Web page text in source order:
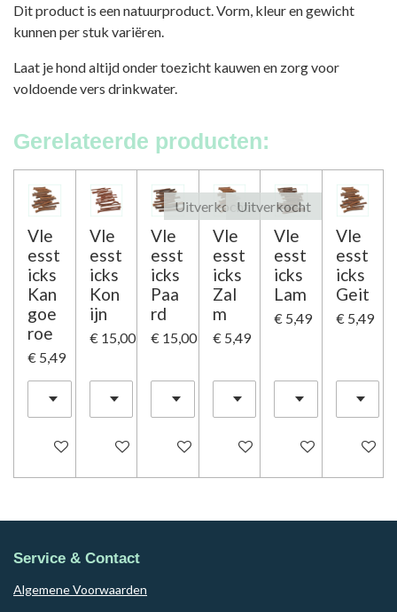
Dit product is een natuurproduct. Vorm, kleur en gewicht
kunnen per stuk variëren.
Laat je hond altijd onder toezicht kauwen en zorg voor
voldoende vers drinkwater.
Gerelateerde producten:
Vle
esst
icks
Kan
goe
roe
€ 5,49
In winkelwagen
Vle
esst
icks
Kon
ijn
€ 15,00
In winkelwagen
Vle
esst
icks
Paa
rd
€ 15,00
In winkelwagen
Uitverkocht
Vle
esst
icks
Zal
m
€ 5,49
Houd mij op de hoogte
Uitverkocht
Vle
esst
icks
Lam
€ 5,49
Houd mij op de
Vle
esst
icks
Geit
€ 5,49
In
Service & Contact
Algemene Voorwaarden